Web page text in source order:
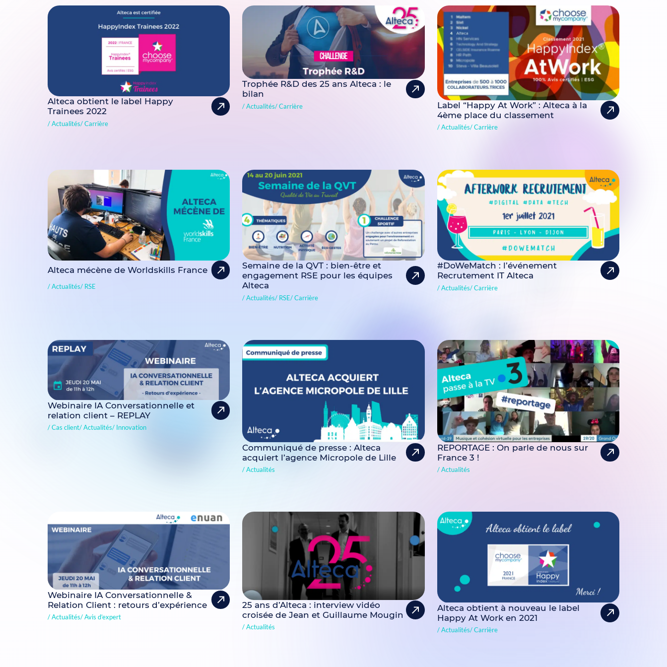
Alteca obtient le label Happy
Trainees 2022
Actualités Carrière
Trophée R&D des 25 ans Alteca : le
bilan
Actualités Carrière
Label “Happy At Work” : Alteca à la
4ème place du classement
Actualités Carrière
Alteca mécène de Worldskills France
Actualités RSE
Semaine de la QVT : bien-être et
engagement RSE pour les équipes
Alteca
Actualités RSE Carrière
#DoWeMatch : l’événement
Recrutement IT Alteca
Actualités Carrière
Webinaire IA Conversationnelle et
relation client – REPLAY
Cas client Actualités Innovation
Communiqué de presse : Alteca
acquiert l’agence Micropole de Lille
Actualités
REPORTAGE : On parle de nous sur
France 3 !
Actualités
Webinaire IA Conversationnelle &
Relation Client : retours d’expérience
Actualités Avis d’expert
25 ans d’Alteca : interview vidéo
croisée de Jean et Guillaume Mougin
Actualités
Alteca obtient à nouveau le label
Happy At Work en 2021
Actualités Carrière